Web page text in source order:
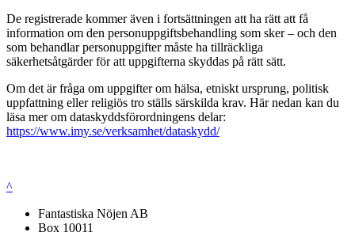
De registrerade kommer även i fortsättningen att ha rätt att få
information om den personuppgiftsbehandling som sker – och den
som behandlar personuppgifter måste ha tillräckliga
säkerhetsåtgärder för att uppgifterna skyddas på rätt sätt.
Om det är fråga om uppgifter om hälsa, etniskt ursprung, politisk
uppfattning eller religiös tro ställs särskilda krav. Här nedan kan du
läsa mer om dataskyddsförordningens delar:
https://www.imy.se/verksamhet/dataskydd/
^
Fantastiska Nöjen AB
Box 10011